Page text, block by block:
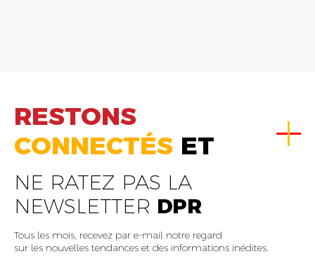
RESTONS
CONNECTÉS ET
NE RATEZ PAS LA
NEWSLETTER DPR
Tous les mois, recevez par e-mail notre regard
sur les nouvelles tendances et des informations inédites.